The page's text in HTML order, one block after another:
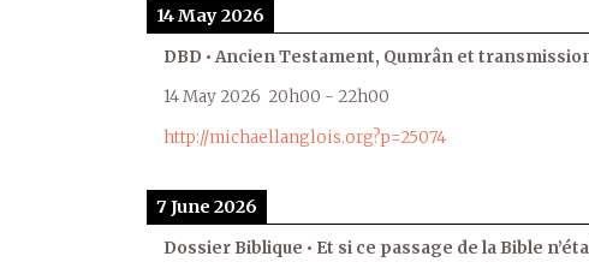
14 May 2026
DBD • Ancien Testament, Qumrân et
14 May 2026 20h00 - 22h00
http://michaellanglois.org?p=25074
7 June 2026
Dossier Biblique • Et si ce passage de la Bible